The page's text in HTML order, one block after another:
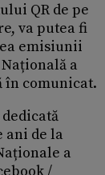
QR de pe
va putea fi
emisiunii
a
în comunicat.
ani de la
a